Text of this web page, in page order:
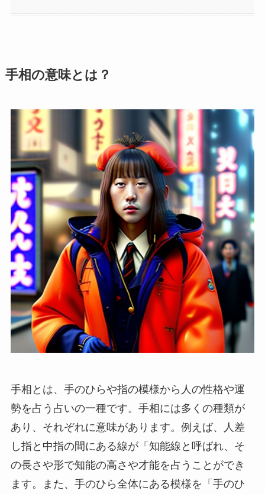
手相の意味とは？
手相とは、手のひらや指の模様から人の性格や運
勢を占う占いの一種です。手相には多くの種類が
あり、それぞれに意味があります。例えば、人差
し指と中指の間にある線が「知能線と呼ばれ、そ
の長さや形で知能の高さや才能を占うことができ
ます。また、手のひら全体にある模様を「手のひ